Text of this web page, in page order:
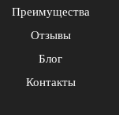
Преимущества
Отзывы
Блог
Контакты